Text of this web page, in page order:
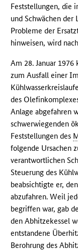
Feststellungen, die
und Schwächen
Probleme der
hinweisen, wird
Am 28. Januar
zum Ausfall einer
des
Anlage abgefahren
schwerwiegenden
Feststellungen des
folgende Ursachen
verantwortlichen
Steuerung des
beabsichtigte er,
abzufahren. Weil
begriffen war, gab
den Abhitzekessel
entstandene
Berohrung des